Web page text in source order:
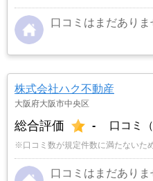
口コミはまだありま
株式会社ハク不動産
大阪府大阪市中央区
総合評価 - 口コミ（
※口コミ数が規定件数に満たないた
口コミはまだありま